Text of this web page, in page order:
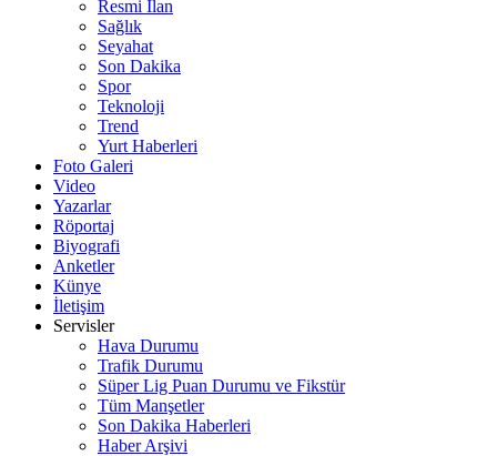
Resmi İlan
Sağlık
Seyahat
Son Dakika
Spor
Teknoloji
Trend
Yurt Haberleri
Foto Galeri
Video
Yazarlar
Röportaj
Biyografi
Anketler
Künye
İletişim
Servisler
Hava Durumu
Trafik Durumu
Süper Lig Puan Durumu ve Fikstür
Tüm Manşetler
Son Dakika Haberleri
Haber Arşivi